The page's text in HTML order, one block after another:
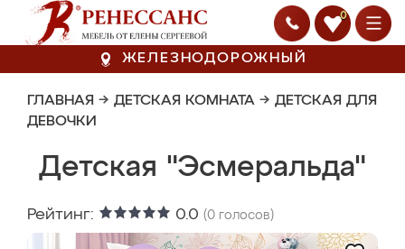
0
ЖЕЛЕЗНОДОРОЖНЫЙ
ГЛАВНАЯ → ДЕТСКАЯ КОМНАТА → ДЕТСКАЯ ДЛЯ
ДЕВОЧКИ
Детская "Эсмеральда"
Рейтинг: 0.0 (0 голосов)